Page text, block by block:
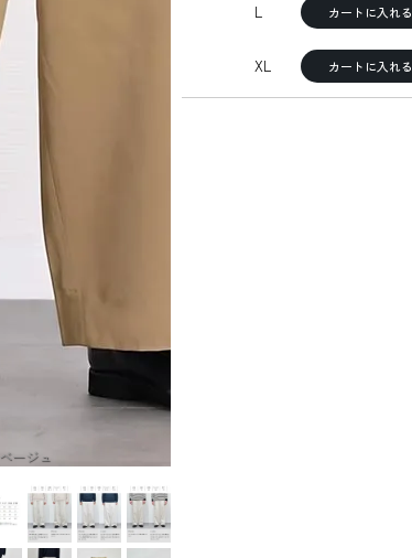
ベージュ
L カートに入れる
XL カートに入れる